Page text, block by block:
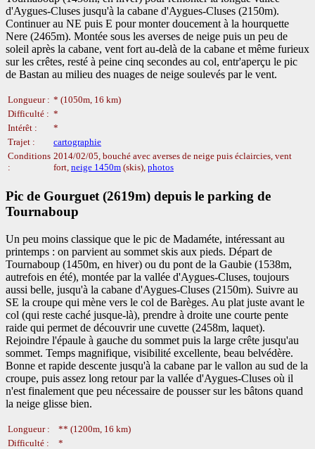
d'Aygues-Cluses jusqu'à la cabane d'Aygues-Cluses (2150m).
Continuer au NE puis E pour monter doucement à la hourquette
Nere (2465m). Montée sous les averses de neige puis un peu de
soleil après la cabane, vent fort au-delà de la cabane et même furieux
sur les crêtes, resté à peine cinq secondes au col, entr'aperçu le pic
de Bastan au milieu des nuages de neige soulevés par le vent.
Longueur : * (1050m, 16 km)
Difficulté : *
Intérêt :
*
Trajet :
cartographie
Conditions
:
2014/02/05, bouché avec averses de neige puis éclaircies, vent
fort, neige 1450m (skis), photos
Pic de Gourguet (2619m) depuis le parking de
Tournaboup
Un peu moins classique que le pic de Madaméte, intéressant au
printemps : on parvient au sommet skis aux pieds. Départ de
Tournaboup (1450m, en hiver) ou du pont de la Gaubie (1538m,
autrefois en été), montée par la vallée d'Aygues-Cluses, toujours
aussi belle, jusqu'à la cabane d'Aygues-Cluses (2150m). Suivre au
SE la croupe qui mène vers le col de Barèges. Au plat juste avant le
col (qui reste caché jusque-là), prendre à droite une courte pente
raide qui permet de découvrir une cuvette (2458m, laquet).
Rejoindre l'épaule à gauche du sommet puis la large crête jusqu'au
sommet. Temps magnifique, visibilité excellente, beau belvédère.
Bonne et rapide descente jusqu'à la cabane par le vallon au sud de la
croupe, puis assez long retour par la vallée d'Aygues-Cluses où il
n'est finalement que peu nécessaire de pousser sur les bâtons quand
la neige glisse bien.
Longueur :
** (1200m, 16 km)
Difficulté :
*